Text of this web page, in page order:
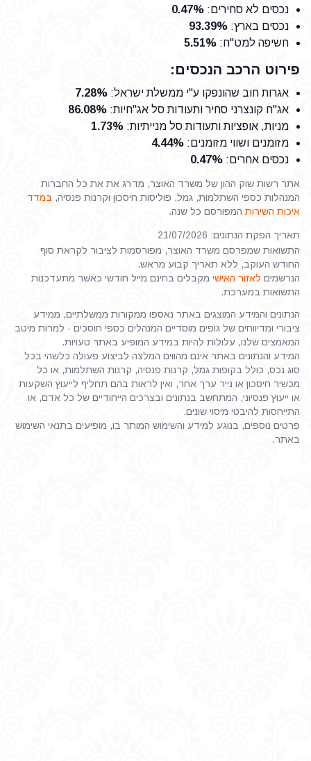
נכסים לא סחירים:
0.47%
נכסים בארץ:
93.39%
חשיפה למט"ח:
5.51%
פירוט הרכב הנכסים:
אגרות חוב שהונפקו ע"י ממשלת ישראל:
7.28%
אג"ח קונצרני סחיר ותעודות סל אג"חיות:
86.08%
מניות, אופציות ותעודות סל מנייתיות:
1.73%
מזומנים ושווי מזומנים:
4.44%
נכסים אחרים:
0.47%
אתר רשות שוק ההון של משרד האוצר, מדרג את את כל החברות
המנהלות כספי השתלמות, גמל, פוליסות חיסכון וקרנות פנסיה, במדד
איכות השירות המפורסם כל שנה.
תאריך הפקת הנתונים: 21/07/2026
התשואות שמפרסם משרד האוצר, מפורסמות לציבור לקראת סוף
החודש העוקב, ללא תאריך קבוע מראש.
הנרשמים לאזור האישי מקבלים בחינם מייל חודשי כאשר מתעדכנות
התשואות במערכת.
הנתונים והמידע המוצגים באתר נאספו ממקורות ממשלתיים, ממידע
ציבורי ומדיווחים של גופים מוסדיים המנהלים כספי חוסכים - למרות מיטב
המאמצים שלנו, עלולות להיות במידע המופיע באתר טעויות.
המידע והנתונים באתר אינם מהווים המלצה לביצוע פעולה כלשהי בכל
סוג נכס, כולל בקופות גמל, קרנות פנסיה, קרנות השתלמות, או כל
מכשיר חיסכון או נייר ערך אחר, ואין לראות בהם תחליף לייעוץ השקעות
או ייעוץ פנסיוני, המתחשב בנתונים ובצרכים הייחודיים של כל אדם, או
התייחסות להיבטי מיסוי שונים.
פרטים נוספים, בנוגע למידע והשימוש המותר בו, מופיעים בתנאי השימוש
באתר.